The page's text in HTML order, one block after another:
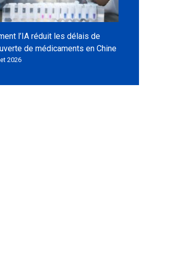
l’IA réduit les délais de
de médicaments en Chine
2026